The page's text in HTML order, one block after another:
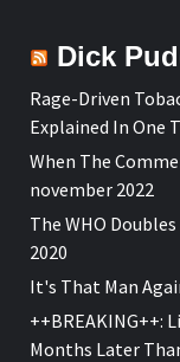
Dick
Rage-Driven
Explained In One
When The
november 2022
The WHO
2020
It's That Man
++BREAKING++:
Months Later